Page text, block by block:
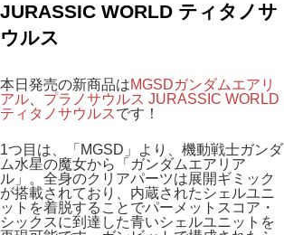
JURASSIC WORLD ティタノサ
ウルス
本日発売の新商品はMGSDガンダムエアリ
アル
プラノサウルス JURASSIC WORLD
ティタノサウルスです！
1つ目は、「MGSD」より、機動戦士ガンダ
ム水星の魔女から「ガンダムエアリア
ル」。全身のクリアパーツは展開ギミック
が搭載されており、内蔵されたシェルユニ
ットを着脱することでパーメットスコア・
シックスに到達した青いシェルユニットを